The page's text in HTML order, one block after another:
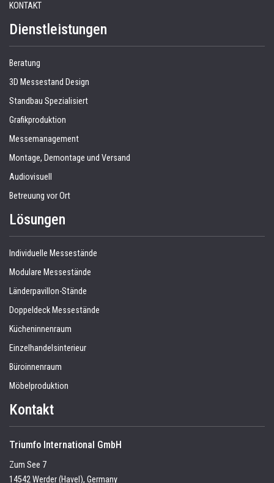
KONTAKT
Dienstleistungen
Beratung
3D Messestand Design
Standbau Spezialisiert
Grafikproduktion
Messemanagement
Montage, Demontage und Versand
Audiovisuell
Betreuung vor Ort
Lösungen
Individuelle Messestände
Modulare Messestände
Länderpavillon-Stände
Doppeldeck Messestände
Kücheninnenraum
Einzelhandelsinterieur
Büroinnenraum
Möbelproduktion
Kontakt
Triumfo International GmbH
Zum See 7
14542 Werder (Havel), Germany